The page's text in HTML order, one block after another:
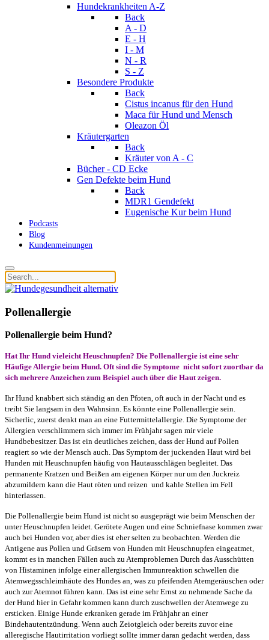
Hundekrankheiten A-Z
Back
A - D
E - H
I - M
N - R
S - Z
Besondere Produkte
Back
Cistus incanus für den Hund
Maca für Hund und Mensch
Oleazon Öl
Kräutergarten
Back
Kräuter von A - C
Bücher - CD Ecke
Gen Defekte beim Hund
Back
MDR1 Gendefekt
Eugenische Kur beim Hund
Podcasts
Blog
Kundenmeinungen
Pollenallergie
Pollenallergie beim Hund?
Hat Ihr Hund vieleicht Heuschnupfen? Die Pollenallergie ist eine sehr
Häufige Allergie beim Hund. Oft sind die Symptome nicht sofort zuortbar da
sich mehrere Anzeichen zum Beispiel auch über die Haut zeigen.
Ihr Hund knabbert sich ständig an den Pfoten, oft auch in der Nacht und es
treibt Sie langsam in den Wahnsinn. Es könnte eine Pollenallergie sein.
Sicherlic, zuerst denkt man an eine Futtermittelallergie. Die Symptome der
Allergien verschlimmern sich immer im Frühjahr sagen mir viele
Hundbebesitzer. Das ist ein deutliches zeichen, dass der Hund auf Pollen
reagiert so wie der Mensch auch. Das Symptom der juckenden Haut wird bei
Hunden mit Heuschnupfen häufig von Hautausschlägen begleitet. Das
permanente Kratzen und Beißen am eigenen Körper nur um den Juckreiz
abzumildern kann die Haut röten und reizen und kahle Stellen im Fell
hinterlassen.
Die Pollenallergie beim Hund ist nicht so ausgeprägt wie beim Menschen der
unter Heuschnupfen leidet. Gerötete Augen und eine Schniefnase kommen zwar
auch bei Hunden vor, aber dies ist eher selten zu beobachten. Werden die
Antigene aus Pollen und Gräsern von Hunden mit Heuschnupfen eingeatmet,
kommt es in manchen Fällen auch zu Atemproblemen Durch das Ausschütten
von Histaminen infolge einer allergischen Immunreaktion schwellen die
Atemwegsschleimhäute des Hundes an, was zu pfeifenden Atemgeräuschen oder
auch zur Atemnot führen kann. Das ist eine sehr Ernst zu nehmende Sache da
der Hund hier in Gefahr kommen kann durch zuschwellen der Atemwege zu
ersticken. Einige Hunde erkranken gerade im Frühjahr an einer
Bindehautentzündung. Wenn auch Zeiotgleich oder bereits zuvor eine
alleregische Hautirritation vorliegt sollte immer daran gedacht werden, dass